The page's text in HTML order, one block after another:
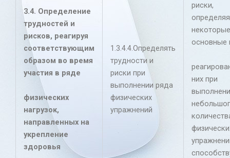
3.4. Определение
трудностей и
рисков, реагируя
соответствующим
образом во время
участия в ряде
физических
нагрузок,
направленных на
укрепление
здоровья
1.3.4.4.Определять
трудности и
риски при
выполнении ряда
физических
упражнений
риски,
определяя
некоторые
основные
них при